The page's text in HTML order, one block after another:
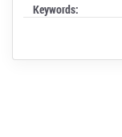
Keywords: